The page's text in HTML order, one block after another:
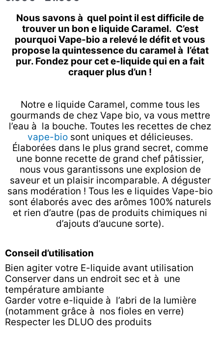
5.90€
21.90€
Nous savons à quel point il est difficile de
trouver un bon e liquide Caramel. C’est
pourquoi Vape-bio a relevé le défit et vous
propose la quintessence du caramel à l’état
pur. Fondez pour cet e-liquide qui en a fait
craquer plus d’un !
Notre e liquide Caramel, comme tous les
gourmands de chez Vape bio, va vous mettre
l’eau à la bouche. Toutes les recettes de chez
vape-biosont uniques et délicieuses.
Élaborées dans le plus grand secret, comme
une bonne recette de grand chef pâtissier,
nous vous garantissons une explosion de
saveur et un plaisir incomparable. A déguster
sans modération ! Tous les e liquides Vape-bio
sont élaborés avec des arômes 100% naturels
et rien d’autre (pas de produits chimiques ni
d’ajouts d’aucune sorte).
Conseil d’utilisation
Bien agiter votre E-liquide avant utilisation
Conserver dans un endroit sec et à une
température ambiante
Garder votre e-liquide à l’abri de la lumière
(notamment grâce à nos fioles en verre)
Respecter les DLUO des produits